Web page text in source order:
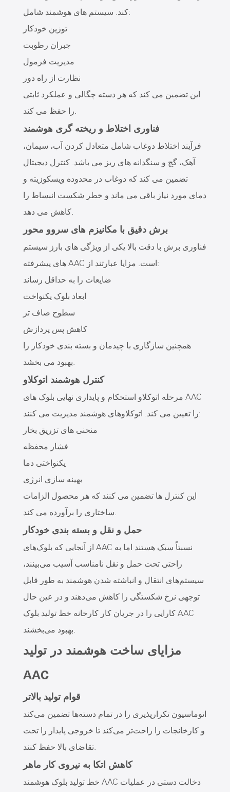
کند. سیستم های هوشمند شامل:
توزین خودکار
جبران رطوبت
مدیریت فرمول
نظارت از راه دور
این تضمین می کند که هر دسته چگالی و عملکرد ثابتی
را حفظ می کند.
فناوری اختلاط و ریخته گری هوشمند
فرآیند اختلاط دوغاب شامل متعادل کردن آب، سیمان،
آهک، گچ و سنگدانه های ریز می باشد. کنترل دیجیتال
تضمین می کند که دوغاب در محدوده ویسکوزیته و
دمای مورد نیاز باقی می ماند و خطر شکست انبساط را
کاهش می دهد.
برش دقیق با مکانیزم های سروو محور
فناوری برش با دقت بالا یکی از ویژگی های بارز سیستم
های پیشرفته AAC است. مزایا عبارتند از:
ضایعات را به حداقل رساند
ابعاد بلوک یکنواخت
سطوح صاف تر
کاهش پس پردازش
همچنین سازگاری با چیدمان و بسته بندی خودکار را
بهبود می بخشد.
کنترل هوشمند اتوکلاو
مرحله اتوکلاو استحکام و پایداری نهایی بلوک های AAC
را تعیین می کند. اتوکلاوهای هوشمند مدیریت می کنند:
منحنی های تزریق بخار
فشار محفظه
یکنواختی دما
بهینه سازی انرژی
این کنترل ها تضمین می کنند که هر محصول الزامات
ساختاری را برآورده می کند.
حمل و نقل و بسته بندی خودکار
از آنجایی که بلوک‌های AAC نسبتاً سبک هستند اما به
راحتی تحت حمل و نقل نامناسب آسیب می‌بینند،
سیستم‌های انتقال و انباشته شدن هوشمند به طور قابل
توجهی نرخ شکستگی را کاهش می‌دهند و در عین حال
کارایی را در جریان کار کارخانه خط تولید بلوک AAC
بهبود می‌بخشند.
مزایای ساخت هوشمند در تولید
AAC
قوام تولید بالاتر
اتوماسیون تکرارپذیری را در تمام دسته‌ها تضمین می‌کند
و کارخانجات را راحت‌تر می‌کند تا خروجی پایدار را تحت
تقاضای بالا حفظ کنند.
کاهش اتکا به نیروی کار ماهر
خط تولید بلوک هوشمند AAC دخالت دستی در عملیات